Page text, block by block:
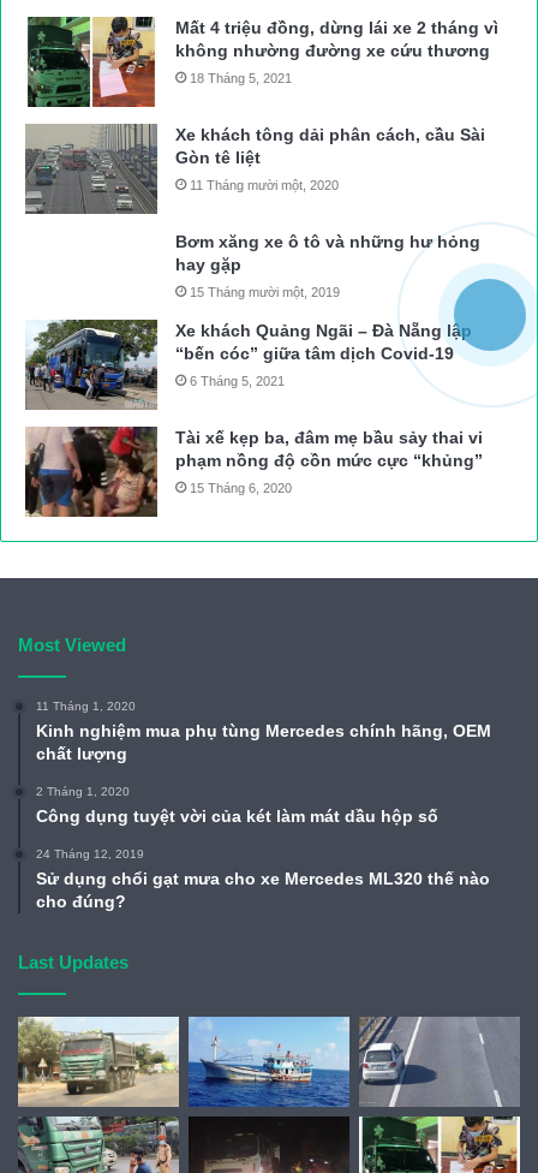
Mất 4 triệu đồng, dừng lái xe 2 tháng vì
không nhường đường xe cứu thương
18 Tháng 5, 2021
Xe khách tông dải phân cách, cầu Sài
Gòn tê liệt
11 Tháng mười một, 2020
Bơm xăng xe ô tô và những hư hỏng
hay gặp
15 Tháng mười một, 2019
Xe khách Quảng Ngãi – Đà Nẵng lập
“bến cóc” giữa tâm dịch Covid-19
6 Tháng 5, 2021
Tài xế kẹp ba, đâm mẹ bầu sảy thai vi
phạm nồng độ cồn mức cực “khủng”
15 Tháng 6, 2020
Most Viewed
11 Tháng 1, 2020
Kinh nghiệm mua phụ tùng Mercedes chính hãng, OEM
chất lượng
2 Tháng 1, 2020
Công dụng tuyệt vời của két làm mát dầu hộp số
24 Tháng 12, 2019
Sử dụng chổi gạt mưa cho xe Mercedes ML320 thế nào
cho đúng?
Last Updates